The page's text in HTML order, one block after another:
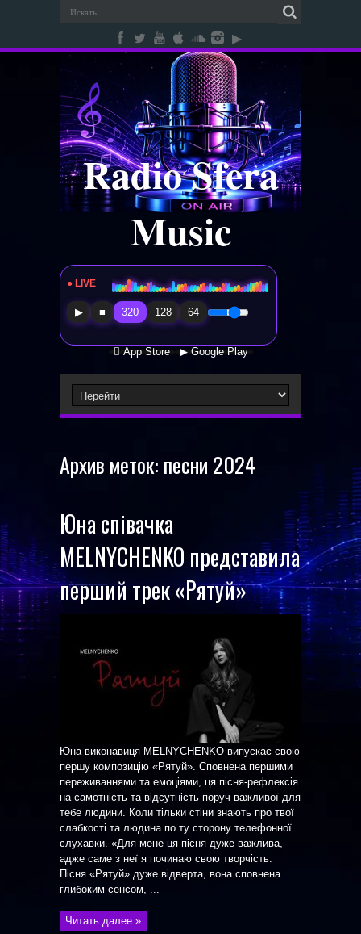
Radio Sfera
Music
● LIVE Radio Sfera Music
▶ ■ 320 128 64
 App Store ▶ Google Play
Архив меток: песни 2024
Юна співачка
MELNYCHENKO представила
перший трек «Рятуй»
Юна виконавиця MELNYCHENKO випускає свою
першу композицію «Рятуй». Сповнена першими
переживаннями та емоціями, ця пісня-рефлексія
на самотність та відсутність поруч важливої для
тебе людини. Коли тільки стіни знають про твої
слабкості та людина по ту сторону телефонної
слухавки. «Для мене ця пісня дуже важлива,
адже саме з неї я починаю свою творчість.
Пісня «Рятуй» дуже відверта, вона сповнена
глибоким сенсом, ...
Читать далее »